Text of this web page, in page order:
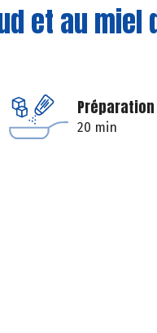
et au miel
Préparation
20 min